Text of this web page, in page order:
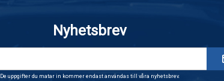
Nyhetsbrev
De uppgifter du matar in kommer endast användas till våra nyhetsbrev.